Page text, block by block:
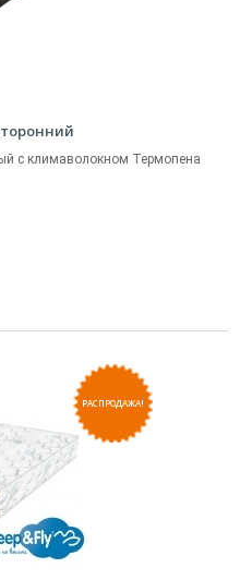
с климаволокном Термопена
РАСПРОДАЖА!